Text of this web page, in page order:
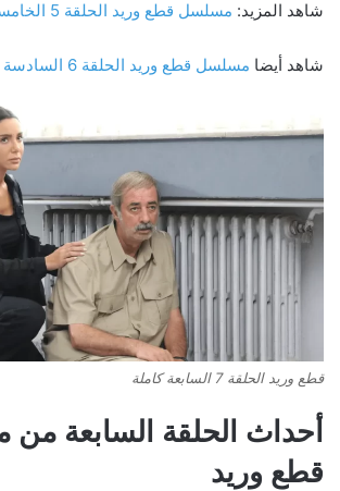
شاهد المزيد: مسلسل قطع وريد الحلقة 5 الخامسة
شاهد أيضا مسلسل قطع وريد الحلقة 6 السادسة كاملة
قطع وريد الحلقة 7 السابعة كاملة
أحداث الحلقة السابعة
قطع وريد